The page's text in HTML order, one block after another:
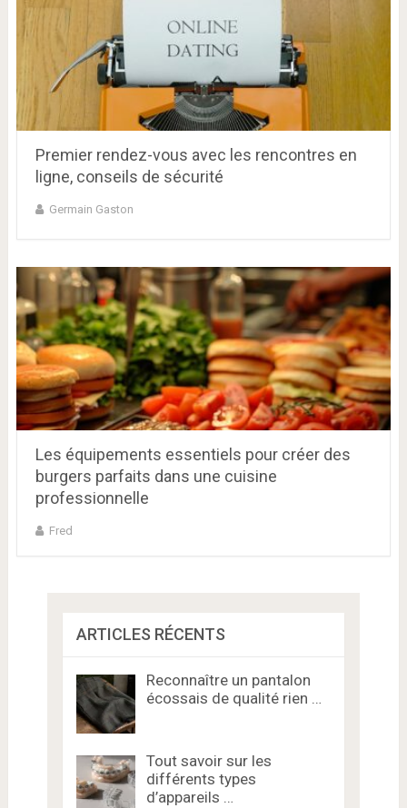
Premier rendez-vous avec les rencontres en
ligne, conseils de sécurité
Germain Gaston
Les équipements essentiels pour créer des
burgers parfaits dans une cuisine
professionnelle
Fred
ARTICLES RÉCENTS
Reconnaître un pantalon
écossais de qualité rien …
Tout savoir sur les
différents types
d’appareils …